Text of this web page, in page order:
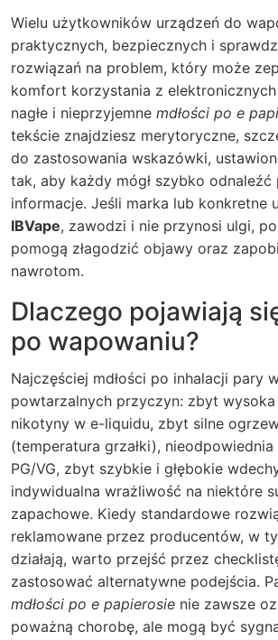
Wielu użytkowników urządzeń do
praktycznych, bezpiecznych i
rozwiązań na problem, który może
komfort korzystania z
nagłe i nieprzyjemne mdłości po e
tekście znajdziesz merytoryczne,
do zastosowania wskazówki,
tak, aby każdy mógł szybko odnaleźć
informacje. Jeśli marka lub konkretne
IBVape, zawodzi i nie przynosi ulgi,
pomogą złagodzić objawy oraz
nawrotom.
Dlaczego pojawiają
po wapowaniu?
Najczęściej mdłości po inhalacji pary
powtarzalnych przyczyn: zbyt
nikotyny w e-liquidu, zbyt silne
(temperatura grzałki), nieodpowiednia
PG/VG, zbyt szybkie i głębokie
indywidualna wrażliwość na niektóre
zapachowe. Kiedy standardowe
reklamowane przez producentów, w
działają, warto przejść przez
zastosować alternatywne podejścia.
mdłości po e papierosie nie zawsze
poważną chorobę, ale mogą być